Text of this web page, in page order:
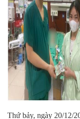
Thứ bảy, ngày 20/12/